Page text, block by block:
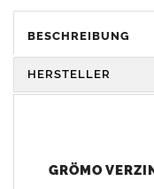
Vorteile:
Feuerverzinkt
dünne
BESCHREIBUNG
HERSTELLER
GRÖMO